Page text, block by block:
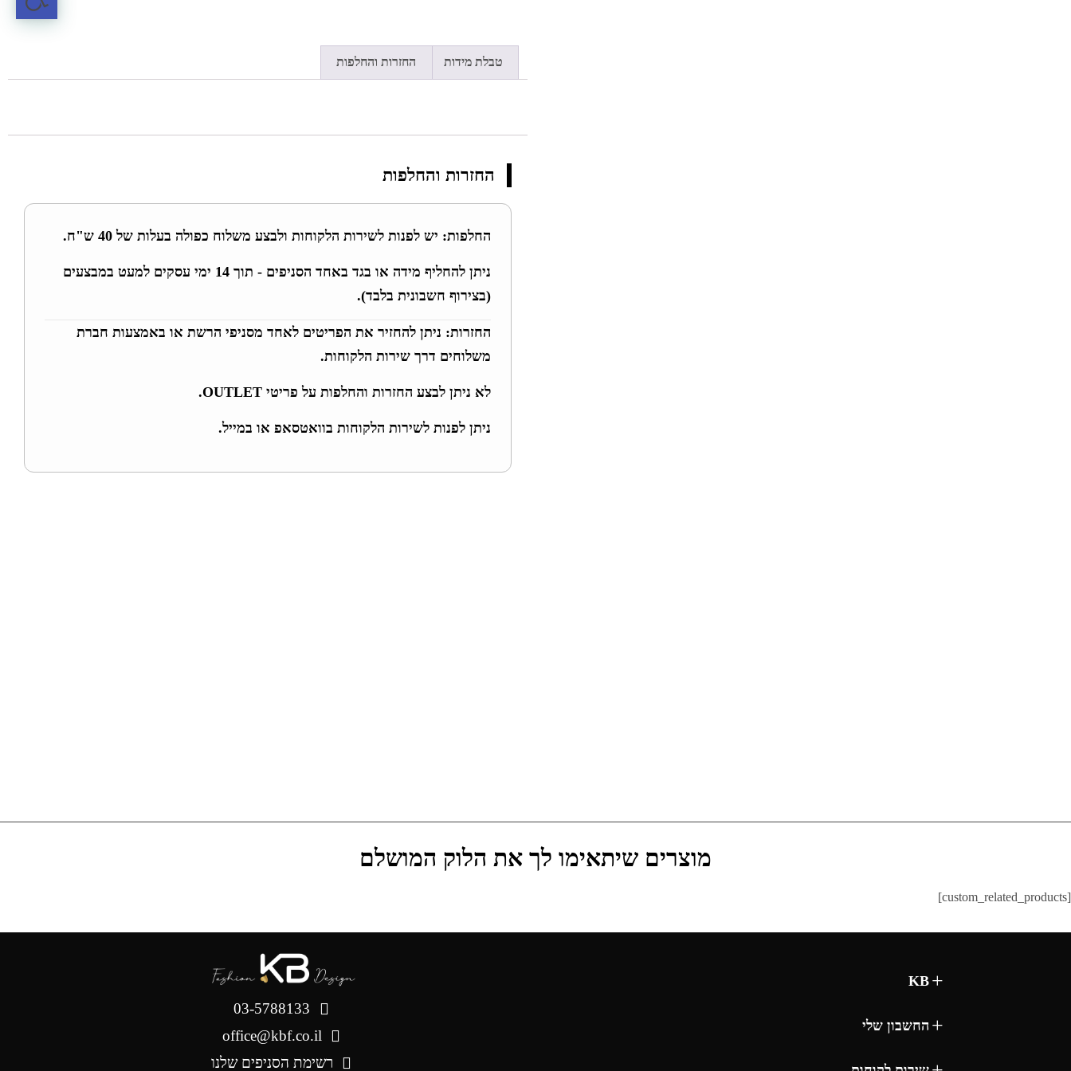
טבלת מידות החזרות והחלפות
החזרות והחלפות
החלפות: יש לפנות לשירות הלקוחות ולבצע משלוח כפולה בעלות של 40 ש"ח.
ניתן להחליף מידה או בגד באחד הסניפים - תוך 14 ימי עסקים למעט במבצעים
(בצירוף חשבונית בלבד).
החזרות: ניתן להחזיר את הפריטים לאחד מסניפי הרשת או באמצעות חברת
משלוחים דרך שירות הלקוחות.
לא ניתן לבצע החזרות והחלפות על פריטי OUTLET.
ניתן לפנות לשירות הלקוחות בוואטסאפ או במייל.
מוצרים שיתאימו לך את הלוק המושלם
[custom_related_products]
KB
החשבון שלי
03-5788133
office@kbf.co.il
רשימת הסניפים שלנו